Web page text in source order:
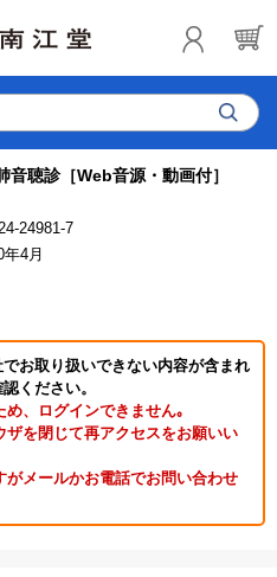
音聴診［Web音源・動画付］
24981-7
4月
お取り扱いできない内容が含まれ
ください。
、ログインできません｡
を閉じて再アクセスをお願いい
メールかお電話でお問い合わせ